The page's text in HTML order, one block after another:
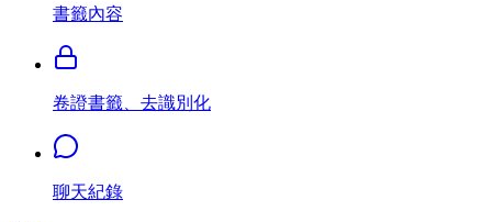
書籤內容
卷證書籤、去識別化
聊天紀錄